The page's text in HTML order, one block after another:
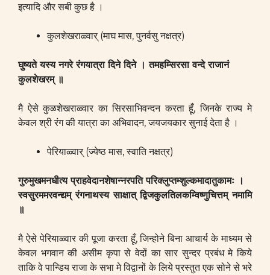
इत्यादि और सबी कुछ है ।
कुलशेखराळ्वार् (माघ मास, पुनर्वसु नक्षत्र)
घुष्यते यस्य नगरे रंगयात्रा दिने दिने ।तमहम्सिरसा वन्दे राजानं
कुलशेखरम् ॥
मै ऐसे कुळशेखराळ्वार का सिरसाभिवन्दन करता हूँ, जिनके राज्य मे
केवल श्री रंग की यात्रा का अभिवादन, जयजयकार सुनाई देता है ।
पेरियाळ्वार् (ज्येष्ठ मास, स्वाति नक्षत्र)
गुरुमुखमनधीत्य प्राहवेदानशेषान्नरपति परिक्लुप्तम्शुल्कमादातुकामः ।
स्वसुरममरवन्द्यम् रंगनाथस्य साक्षात् द्विजकुलतिलकम्विष्णुचित्तम् नमामि
॥
मै ऐसे पेरियाळ्वार की पूजा करता हूँ, जिन्होने बिना आचार्य के माध्यम से
केवल भगवान की असीम कृपा से वेदों का सार सुन्दर प्रबंध मे किये
ताकि वे पान्डिय राजा के सभा मे विद्वानों के लिये प्रस्तुत एक सोने से भरे